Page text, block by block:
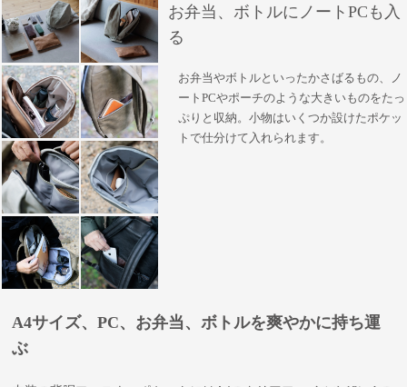
お弁当、ボトルにノートPCも入
る
お弁当やボトルといったかさばるもの、ノ
ートPCやポーチのような大きいものをたっ
ぷりと収納。小物はいくつか設けたポケッ
トで仕分けて入れられます。
A4サイズ、PC、お弁当、ボトルを爽やかに持ち運
ぶ